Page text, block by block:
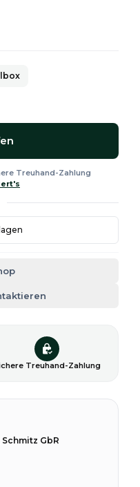
Treuhand-Zahlung
Treuhand-Zahlung
GbR